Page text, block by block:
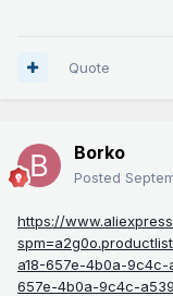
Quote
Borko
Posted
https://
a18-657e-4b0a-9c4c-
657e-4b0a-9c4c-